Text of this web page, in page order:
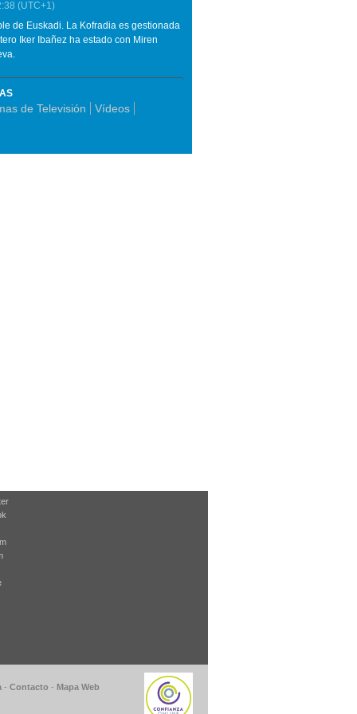
(UTC+1)
de Euskadi. La Kofradia es gestionada
Iker Ibañez ha estado con Miren
de Televisión Vídeos
- Contacto - Mapa Web